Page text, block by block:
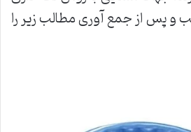
پس از جمع آوری مطالب زیر را